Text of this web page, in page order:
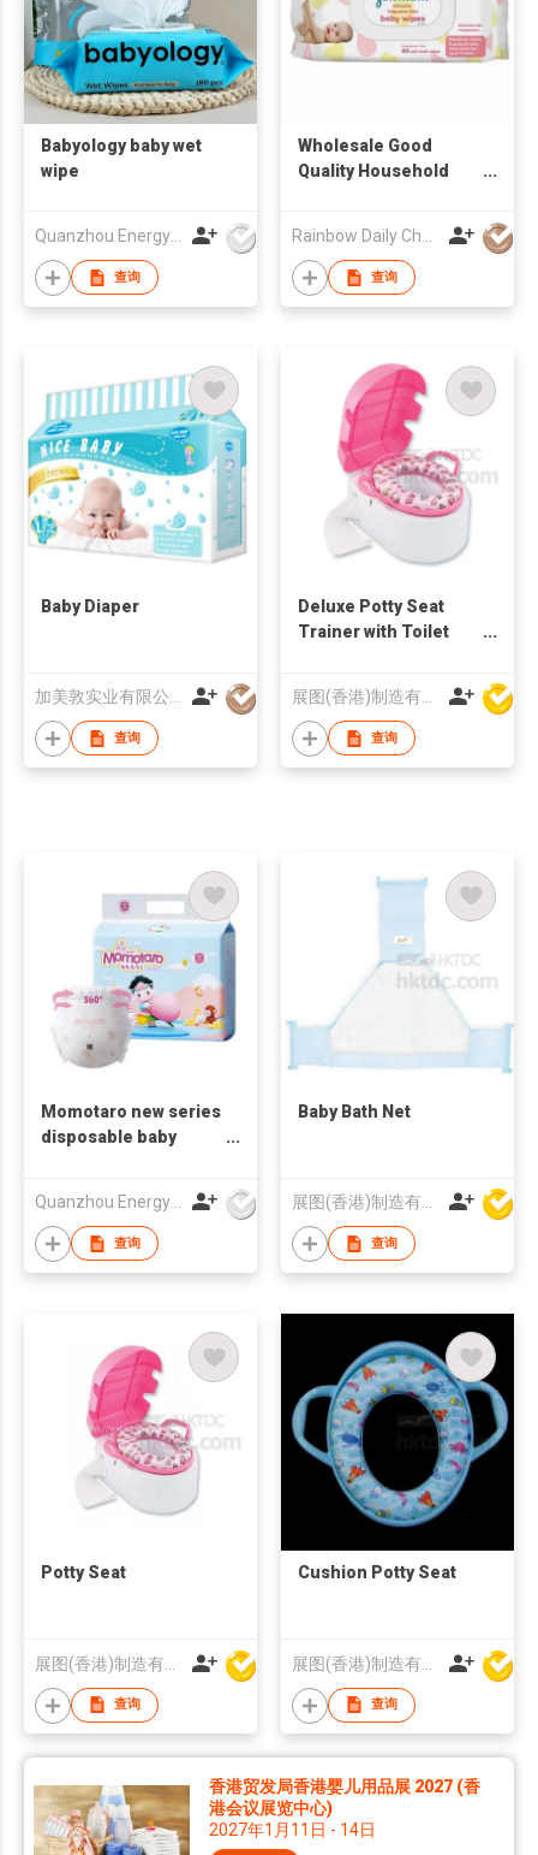
Babyology baby wet
wipe
Quanzhou Energy Babycare Co.,Ltd
查询
Wholesale Good
Quality Household
查询
Baby Diaper
加美敦实业有限公司
查询
Deluxe Potty Seat
Trainer with Toilet
展图(香港)制造有限公司
查询
Momotaro new series
disposable baby
Quanzhou Energy Babycare Co.,Ltd
查询
Baby Bath Net
展图(香港)制造有限公司
查询
Potty Seat
查询
Cushion Potty Seat
查询
香港贸发局香港婴儿用品展 2027 (香
港会议展览中心)
2027年1月11日 - 14日